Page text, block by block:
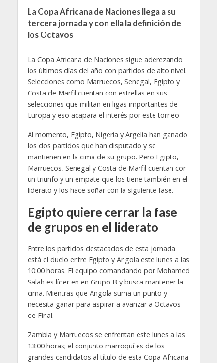
La Copa Africana de Naciones llega a su
tercera jornada y con ella la definición de
los Octavos
La Copa Africana de Naciones sigue aderezando
los últimos días del año con partidos de alto nivel.
Selecciones como Marruecos, Senegal, Egipto y
Costa de Marfil cuentan con estrellas en sus
selecciones que militan en ligas importantes de
Europa y eso acapara el interés por este torneo
Al momento, Egipto, Nigeria y Argelia han ganado
los dos partidos que han disputado y se
mantienen en la cima de su grupo. Pero Egipto,
Marruecos, Senegal y Costa de Marfil cuentan con
un triunfo y un empate que los tiene también en el
liderato y los hace soñar con la siguiente fase.
Egipto quiere cerrar la fase
de grupos en el liderato
Entre los partidos destacados de esta jornada
está el duelo entre Egipto y Angola este lunes a las
10:00 horas. El equipo comandando por Mohamed
Salah es líder en en Grupo B y busca mantener la
cima. Mientras que Angola suma un punto y
necesita ganar para aspirar a avanzar a Octavos
de Final.
Zambia y Marruecos se enfrentan este lunes a las
13:00 horas; el conjunto marroquí es de los
grandes candidatos al título de esta Copa Africana